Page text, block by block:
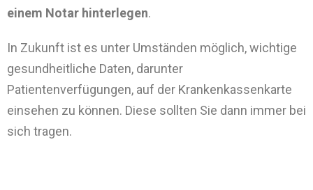
einem Notar hinterlegen.
In Zukunft ist es unter Umständen möglich, wichtige
gesundheitliche Daten, darunter
Patientenverfügungen, auf der Krankenkassenkarte
einsehen zu können. Diese sollten Sie dann immer bei
sich tragen.